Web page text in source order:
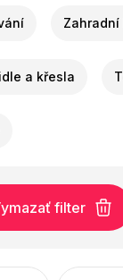
a křesla
filter